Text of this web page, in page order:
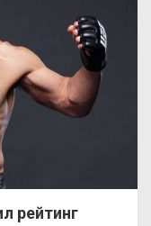
рейтинг